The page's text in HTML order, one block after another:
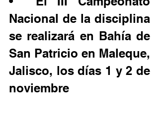
Nacional de la disciplina
se realizará en Bahía de
San Patricio en Maleque,
Jalisco, los días 1 y 2 de
noviembre